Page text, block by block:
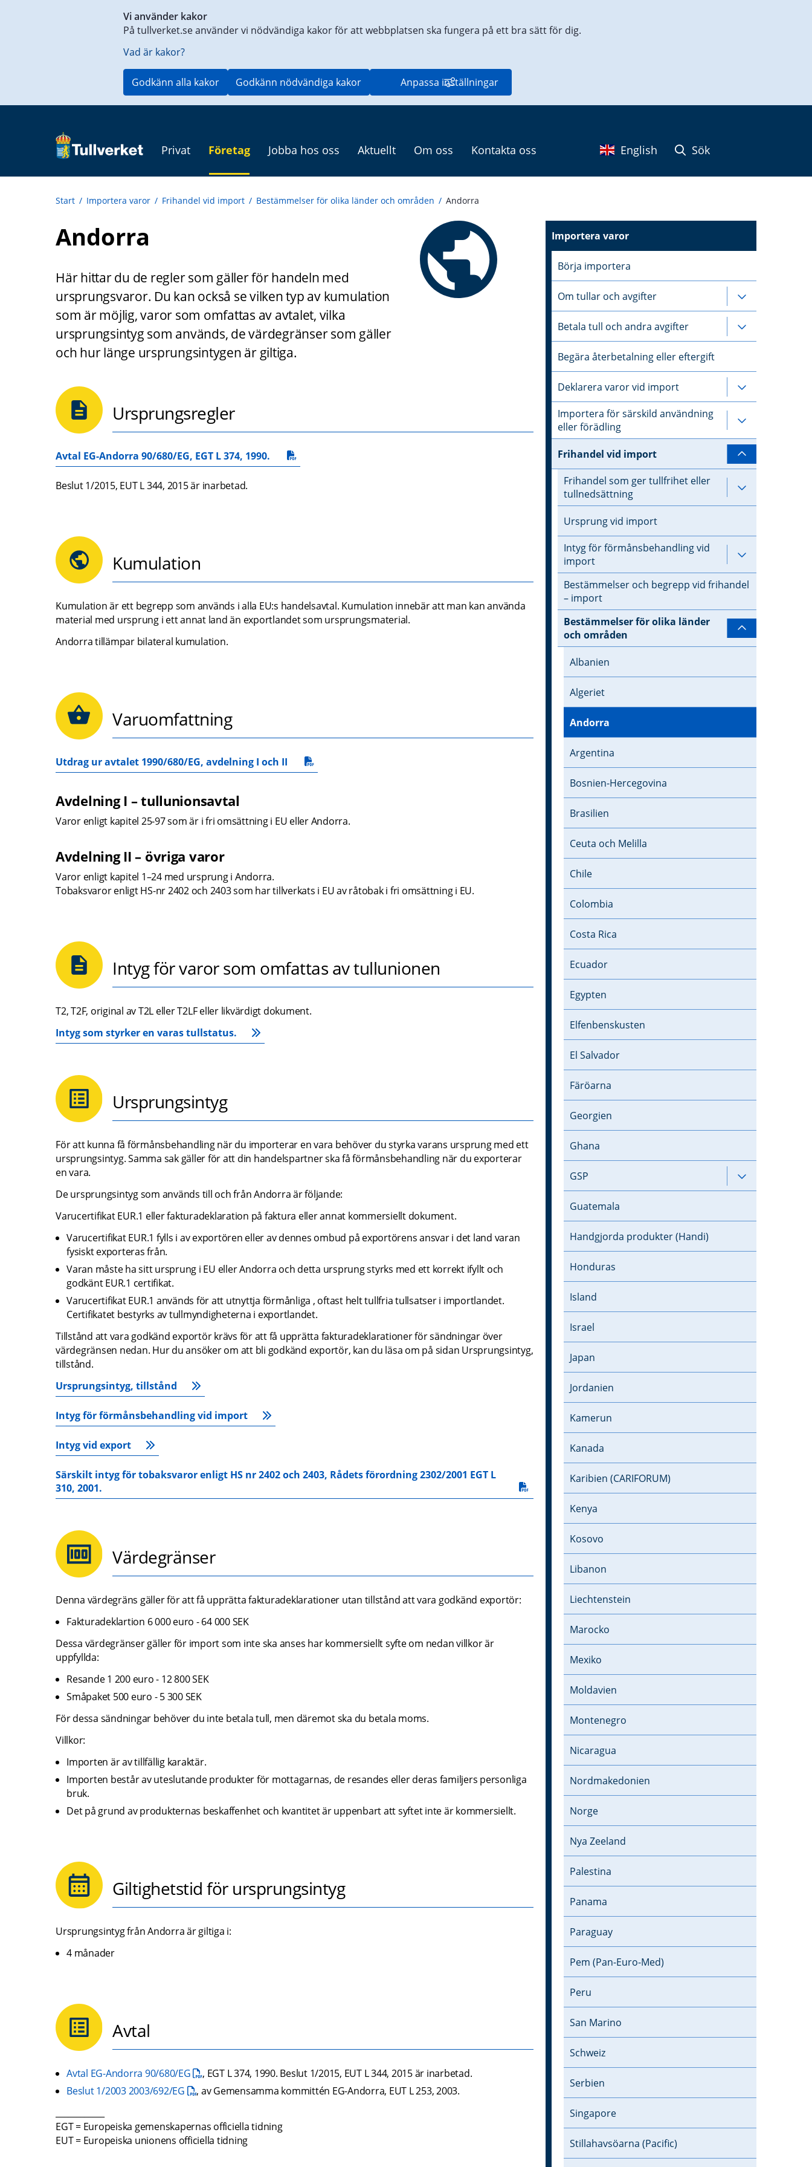
Vi använder kakor
På tullverket.se använder vi nödvändiga kakor för att webbplatsen ska fungera på ett bra sätt för dig.
Vad är kakor?
Godkänn alla kakor Godkänn nödvändiga kakor Anpassa inställningar
Privat Företag Jobba hos oss Aktuellt Om oss Kontakta oss English Sök
Start / Importera varor / Frihandel vid import / Bestämmelser för olika länder och områden / Andorra
Andorra
Här hittar du de regler som gäller för handeln med
ursprungsvaror. Du kan också se vilken typ av kumulation
som är möjlig, varor som omfattas av avtalet, vilka
ursprungsintyg som används, de värdegränser som gäller
och hur länge ursprungsintygen är giltiga.
Ursprungsregler
Avtal EG-Andorra 90/680/EG, EGT L 374, 1990.
pdf, 1.1 MB.
Beslut 1/2015, EUT L 344, 2015 är inarbetad.
Kumulation
Kumulation är ett begrepp som används i alla EU:s handelsavtal. Kumulation innebär att man kan använda
material med ursprung i ett annat land än exportlandet som ursprungsmaterial.
Andorra tillämpar bilateral kumulation.
Varuomfattning
Utdrag ur avtalet 1990/680/EG, avdelning I och II
pdf, 54.5 kB.
Avdelning I – tullunionsavtal
Varor enligt kapitel 25-97 som är i fri omsättning i EU eller Andorra.
Avdelning II – övriga varor
Varor enligt kapitel 1–24 med ursprung i Andorra.
Tobaksvaror enligt HS-nr 2402 och 2403 som har tillverkats i EU av råtobak i fri omsättning i EU.
Intyg för varor som omfattas av tullunionen
T2, T2F, original av T2L eller T2LF eller likvärdigt dokument.
Intyg som styrker en varas tullstatus.
Ursprungsintyg
För att kunna få förmånsbehandling när du importerar en vara behöver du styrka varans ursprung med ett
ursprungsintyg. Samma sak gäller för att din handelspartner ska få förmånsbehandling när du exporterar
en vara.
De ursprungsintyg som används till och från Andorra är följande:
Varucertifikat EUR.1 eller fakturadeklaration på faktura eller annat kommersiellt dokument.
Varucertifikat EUR.1 fylls i av exportören eller av dennes ombud på exportörens ansvar i det land varan
fysiskt exporteras från.
Varan måste ha sitt ursprung i EU eller Andorra och detta ursprung styrks med ett korrekt ifyllt och
godkänt EUR.1 certifikat.
Varucertifikat EUR.1 används för att utnyttja förmånliga , oftast helt tullfria tullsatser i importlandet.
Certifikatet bestyrks av tullmyndigheterna i exportlandet.
Tillstånd att vara godkänd exportör krävs för att få upprätta fakturadeklarationer för sändningar över
värdegränsen nedan. Hur du ansöker om att bli godkänd exportör, kan du läsa om på sidan Ursprungsintyg,
tillstånd.
Ursprungsintyg, tillstånd
Intyg för förmånsbehandling vid import
Intyg vid export
Särskilt intyg för tobaksvaror enligt HS nr 2402 och 2403, Rådets förordning 2302/2001 EGT L
310, 2001.
Värdegränser
Denna värdegräns gäller för att få upprätta fakturadeklarationer utan tillstånd att vara godkänd exportör:
Fakturadeklartion 6 000 euro - 64 000 SEK
Dessa värdegränser gäller för import som inte ska anses har kommersiellt syfte om nedan villkor är
uppfyllda:
Resande 1 200 euro - 12 800 SEK
Småpaket 500 euro - 5 300 SEK
För dessa sändningar behöver du inte betala tull, men däremot ska du betala moms.
Villkor:
Importen är av tillfällig karaktär.
Importen består av uteslutande produkter för mottagarnas, de resandes eller deras familjers personliga
bruk.
Det på grund av produkternas beskaffenhet och kvantitet är uppenbart att syftet inte är kommersiellt.
Giltighetstid för ursprungsintyg
Ursprungsintyg från Andorra är giltiga i:
4 månader
Avtal
Avtal EG-Andorra 90/680/EGpdf, 1.1 MB.
, EGT L 374, 1990. Beslut 1/2015, EUT L 344, 2015 är inarbetad.
Beslut 1/2003 2003/692/EGpdf, 163.4 kB.
, av Gemensamma kommittén EG-Andorra, EUT L 253, 2003.
EGT = Europeiska gemenskapernas officiella tidning
EUT = Europeiska unionens officiella tidning
Importera varor
Börja importera
Om tullar och avgifter
Betala tull och andra avgifter
Begära återbetalning eller eftergift
Deklarera varor vid import
Importera för särskild användning
eller förädling
Frihandel vid import
Frihandel som ger tullfrihet eller
tullnedsättning
Ursprung vid import
Intyg för förmånsbehandling vid
import
Bestämmelser och begrepp vid frihandel
– import
Bestämmelser för olika länder
och områden
Albanien
Algeriet
Andorra
Argentina
Bosnien-Hercegovina
Brasilien
Ceuta och Melilla
Chile
Colombia
Costa Rica
Ecuador
Egypten
Elfenbenskusten
El Salvador
Färöarna
Georgien
Ghana
GSP
Guatemala
Handgjorda produkter (Handi)
Honduras
Island
Israel
Japan
Jordanien
Kamerun
Kanada
Karibien (CARIFORUM)
Kenya
Kosovo
Libanon
Liechtenstein
Marocko
Mexiko
Moldavien
Montenegro
Nicaragua
Nordmakedonien
Norge
Nya Zeeland
Palestina
Panama
Paraguay
Pem (Pan-Euro-Med)
Peru
San Marino
Schweiz
Serbien
Singapore
Stillahavsöarna (Pacific)